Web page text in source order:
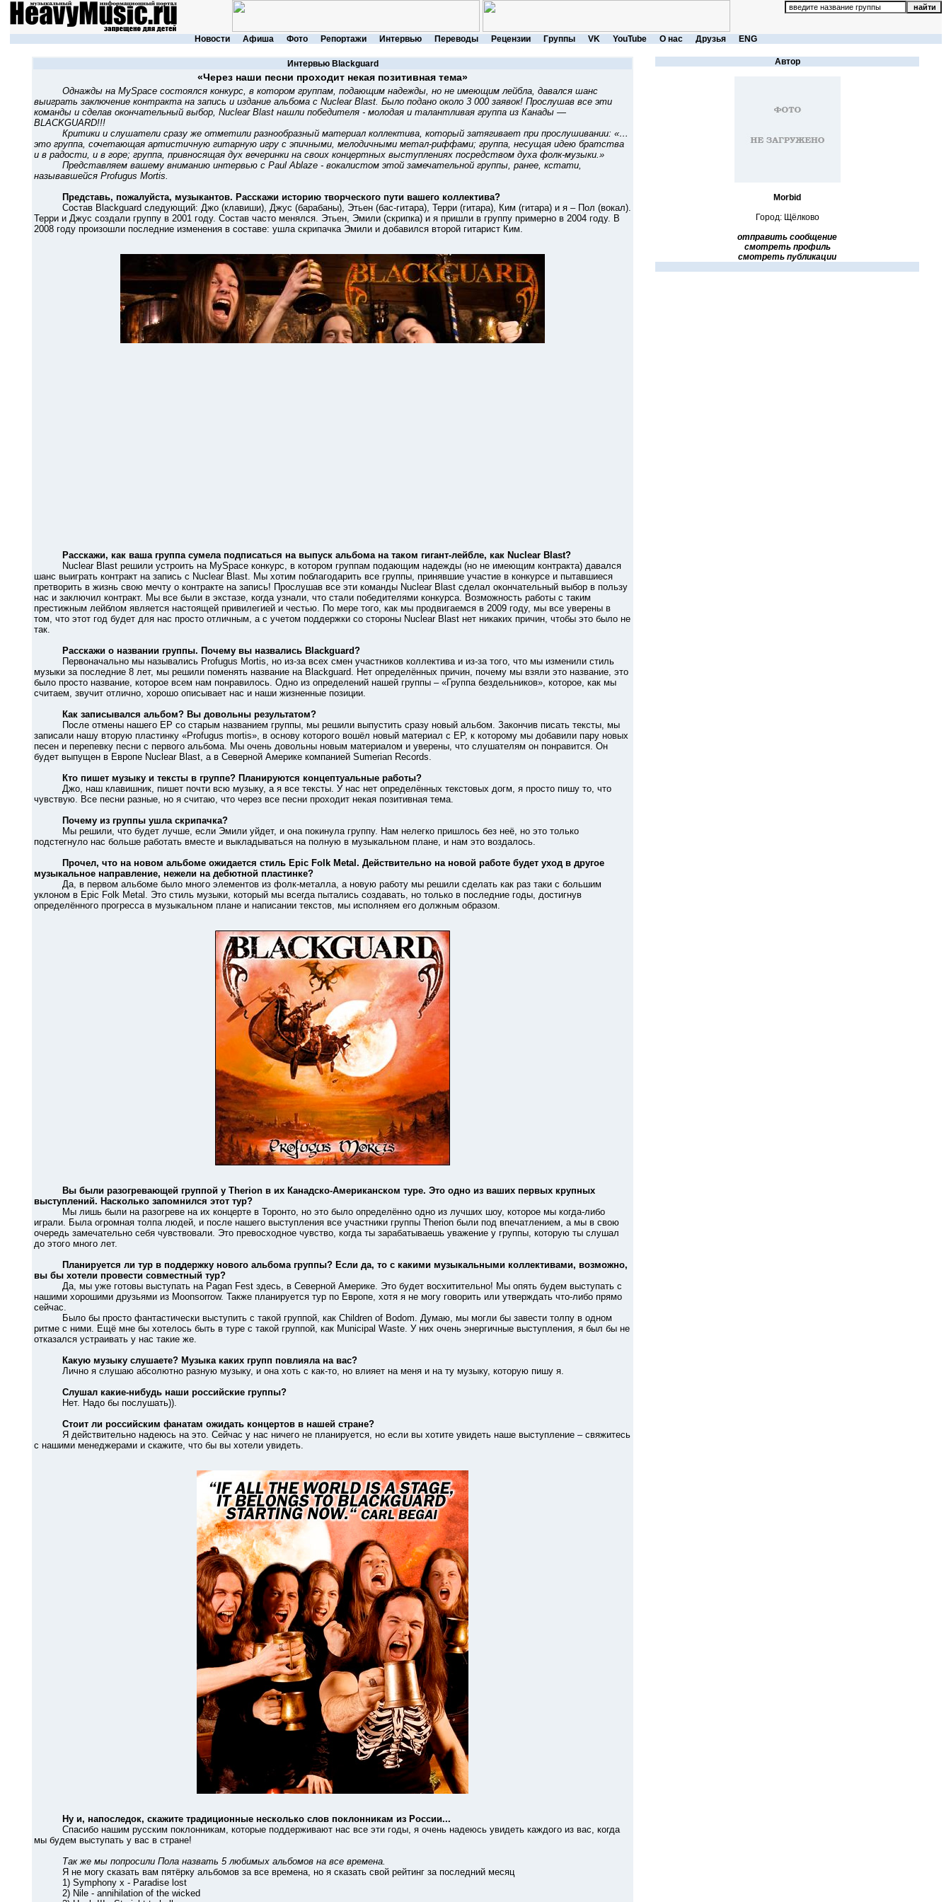
Новости Афиша Фото Репортажи Интервью Переводы Рецензии Группы VK YouTube О нас Друзья ENG
Интервью Blackguard
«Через наши песни проходит некая позитивная тема»
Однажды на MySpace состоялся конкурс, в котором группам, подающим надежды, но не имеющим лейбла, давался шанс
выиграть заключение контракта на запись и издание альбома с Nuclear Blast. Было подано около 3 000 заявок! Прослушав все эти
команды и сделав окончательный выбор, Nuclear Blast нашли победителя - молодая и талантливая группа из Канады —
BLACKGUARD!!!
Критики и слушатели сразу же отметили разнообразный материал коллектива, который затягивает при прослушивании: «…
это группа, сочетающая артистичную гитарную игру с эпичными, мелодичными метал-риффами; группа, несущая идею братства
и в радости, и в горе; группа, привносящая дух вечеринки на своих концертных выступлениях посредством духа фолк-музыки.»
Представляем вашему вниманию интервью с Paul Ablaze - вокалистом этой замечательной группы, ранее, кстати,
называвшейся Profugus Mortis.
Представь, пожалуйста, музыкантов. Расскажи историю творческого пути вашего коллектива?
Состав Blackguard следующий: Джо (клавиши), Джус (барабаны), Этьен (бас-гитара), Терри (гитара), Ким (гитара) и я – Пол (вокал).
Терри и Джус создали группу в 2001 году. Состав часто менялся. Этьен, Эмили (скрипка) и я пришли в группу примерно в 2004 году. В
2008 году произошли последние изменения в составе: ушла скрипачка Эмили и добавился второй гитарист Ким.
Расскажи, как ваша группа сумела подписаться на выпуск альбома на таком гигант-лейбле, как Nuclear Blast?
Nuclear Blast решили устроить на MySpace конкурс, в котором группам подающим надежды (но не имеющим контракта) давался
шанс выиграть контракт на запись с Nuclear Blast. Мы хотим поблагодарить все группы, принявшие участие в конкурсе и пытавшиеся
претворить в жизнь свою мечту о контракте на запись! Прослушав все эти команды Nuclear Blast сделал окончательный выбор в пользу
нас и заключил контракт. Мы все были в экстазе, когда узнали, что стали победителями конкурса. Возможность работы с таким
престижным лейблом является настоящей привилегией и честью. По мере того, как мы продвигаемся в 2009 году, мы все уверены в
том, что этот год будет для нас просто отличным, а с учетом поддержки со стороны Nuclear Blast нет никаких причин, чтобы это было не
так.
Расскажи о названии группы. Почему вы назвались Вlackguard?
Первоначально мы назывались Profugus Mortis, но из-за всех смен участников коллектива и из-за того, что мы изменили стиль
музыки за последние 8 лет, мы решили поменять название на Вlackguard. Нет определённых причин, почему мы взяли это название, это
было просто название, которое всем нам понравилось. Одно из определений нашей группы – «Группа бездельников», которое, как мы
считаем, звучит отлично, хорошо описывает нас и наши жизненные позиции.
Как записывался альбом? Вы довольны результатом?
После отмены нашего ЕР со старым названием группы, мы решили выпустить сразу новый альбом. Закончив писать тексты, мы
записали нашу вторую пластинку «Profugus mortis», в основу которого вошёл новый материал с ЕР, к которому мы добавили пару новых
песен и перепевку песни с первого альбома. Мы очень довольны новым материалом и уверены, что слушателям он понравится. Он
будет выпущен в Европе Nuclear Blast, а в Северной Америке компанией Sumerian Records.
Кто пишет музыку и тексты в группе? Планируются концептуальные работы?
Джо, наш клавишник, пишет почти всю музыку, а я все тексты. У нас нет определённых текстовых догм, я просто пишу то, что
чувствую. Все песни разные, но я считаю, что через все песни проходит некая позитивная тема.
Почему из группы ушла скрипачка?
Мы решили, что будет лучше, если Эмили уйдет, и она покинула группу. Нам нелегко пришлось без неё, но это только
подстегнуло нас больше работать вместе и выкладываться на полную в музыкальном плане, и нам это воздалось.
Прочел, что на новом альбоме ожидается стиль Epic Folk Metal. Действительно на новой работе будет уход в другое
музыкальное направление, нежели на дебютной пластинке?
Да, в первом альбоме было много элементов из фолк-металла, а новую работу мы решили сделать как раз таки с большим
уклоном в Epic Folk Metal. Это стиль музыки, который мы всегда пытались создавать, но только в последние годы, достигнув
определённого прогресса в музыкальном плане и написании текстов, мы исполняем его должным образом.
Вы были разогревающей группой у Therion в их Канадско-Американском туре. Это одно из ваших первых крупных
выступлений. Насколько запомнился этот тур?
Мы лишь были на разогреве на их концерте в Торонто, но это было определённо одно из лучших шоу, которое мы когда-либо
играли. Была огромная толпа людей, и после нашего выступления все участники группы Therion были под впечатлением, а мы в свою
очередь замечательно себя чувствовали. Это превосходное чувство, когда ты зарабатываешь уважение у группы, которую ты слушал
до этого много лет.
Планируется ли тур в поддержку нового альбома группы? Если да, то с какими музыкальными коллективами, возможно,
вы бы хотели провести совместный тур?
Да, мы уже готовы выступать на Pagan Fest здесь, в Северной Америке. Это будет восхитительно! Мы опять будем выступать с
нашими хорошими друзьями из Moonsorrow. Также планируется тур по Европе, хотя я не могу говорить или утверждать что-либо прямо
сейчас.
Было бы просто фантастически выступить с такой группой, как Children of Bodom. Думаю, мы могли бы завести толпу в одном
ритме с ними. Ещё мне бы хотелось быть в туре с такой группой, как Municipal Waste. У них очень энергичные выступления, я был бы не
отказался устраивать у нас такие же.
Какую музыку слушаете? Музыка каких групп повлияла на вас?
Лично я слушаю абсолютно разную музыку, и она хоть с как-то, но влияет на меня и на ту музыку, которую пишу я.
Слушал какие-нибудь наши российские группы?
Нет. Надо бы послушать)).
Стоит ли российским фанатам ожидать концертов в нашей стране?
Я действительно надеюсь на это. Сейчас у нас ничего не планируется, но если вы хотите увидеть наше выступление – свяжитесь
с нашими менеджерами и скажите, что бы вы хотели увидеть.
Ну и, напоследок, скажите традиционные несколько слов поклонникам из России...
Спасибо нашим русским поклонникам, которые поддерживают нас все эти годы, я очень надеюсь увидеть каждого из вас, когда
мы будем выступать у вас в стране!
Так же мы попросили Пола назвать 5 любимых альбомов на все времена.
Я не могу сказать вам пятёрку альбомов за все времена, но я сказать свой рейтинг за последний месяц
1) Symphony x - Paradise lost
2) Nile - annihilation of the wicked
Автор
Morbid
Город: Щёлково
отправить сообщение
смотреть профиль
смотреть публикации